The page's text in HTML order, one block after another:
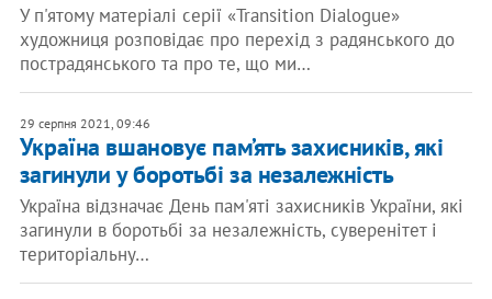
У п'ятому матеріалі серії «Transition Dialogue»
художниця розповідає про перехід з радянського до
пострадянського та про те, що ми…
29 серпня 2021, 09:46
Україна вшановує пам’ять захисників, які
загинули у боротьбі за незалежність
Україна відзначає День пам'яті захисників України, які
загинули в боротьбі за незалежність, суверенітет і
територіальну…